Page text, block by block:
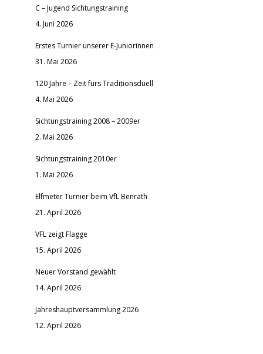
C – Jugend Sichtungstraining
4. Juni 2026
Erstes Turnier unserer E-Juniorinnen
31. Mai 2026
120 Jahre – Zeit fürs Traditionsduell
4. Mai 2026
Sichtungstraining 2008 – 2009er
2. Mai 2026
Sichtungstraining 2010er
1. Mai 2026
Elfmeter Turnier beim VfL Benrath
21. April 2026
VFL zeigt Flagge
15. April 2026
Neuer Vorstand gewählt
14. April 2026
Jahreshauptversammlung 2026
12. April 2026